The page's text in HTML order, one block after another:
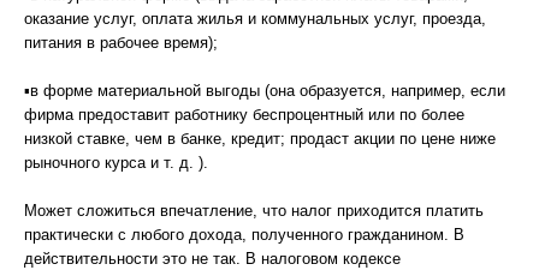
оказание услуг, оплата жилья и коммунальных услуг, проезда,
питания в рабочее время);
▪в форме материальной выгоды (она образуется, например, если
фирма предоставит работнику беспроцентный или по более
низкой ставке, чем в банке, кредит; продаст акции по цене ниже
рыночного курса и т. д. ).
Может сложиться впечатление, что налог приходится платить
практически с любого дохода, полученного гражданином. В
действительности это не так. В налоговом кодексе